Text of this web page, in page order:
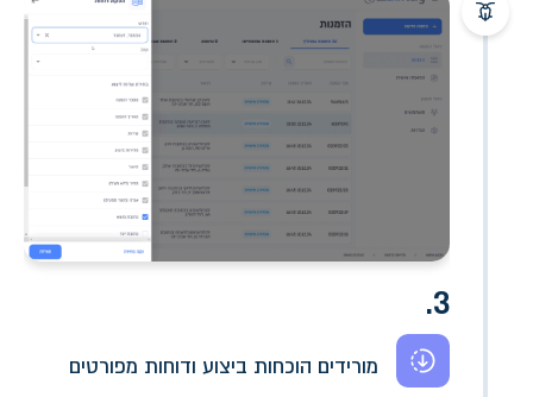
3.
מורידים הוכחות ביצוע ודוחות מפורטים